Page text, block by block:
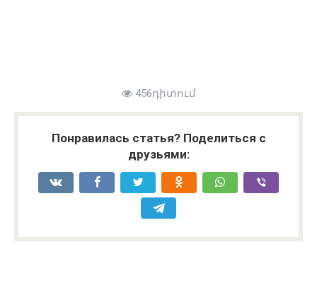
456դիտում
Понравилась статья? Поделиться с
друзьями: